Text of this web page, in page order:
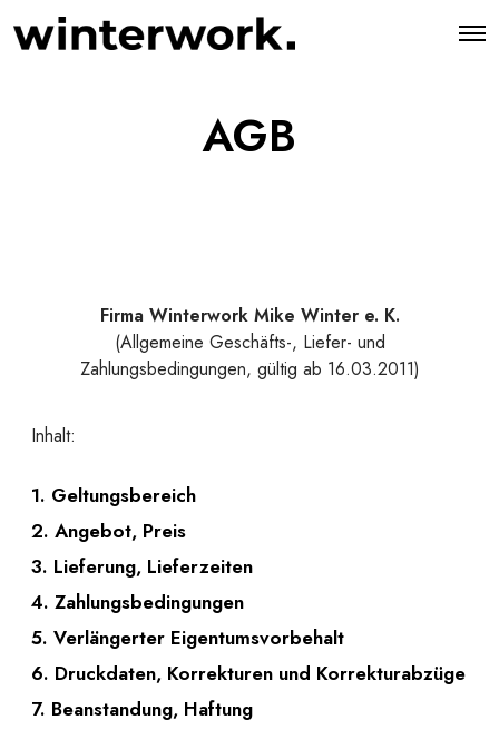
AGB
Firma Winterwork Mike Winter e. K.
(Allgemeine Geschäfts-, Liefer- und
Zahlungsbedingungen, gültig ab 16.03.2011)
Inhalt:
1. Geltungsbereich
2. Angebot, Preis
3. Lieferung, Lieferzeiten
4. Zahlungsbedingungen
5. Verlängerter Eigentumsvorbehalt
6. Druckdaten, Korrekturen und Korrekturabzüge
7. Beanstandung, Haftung